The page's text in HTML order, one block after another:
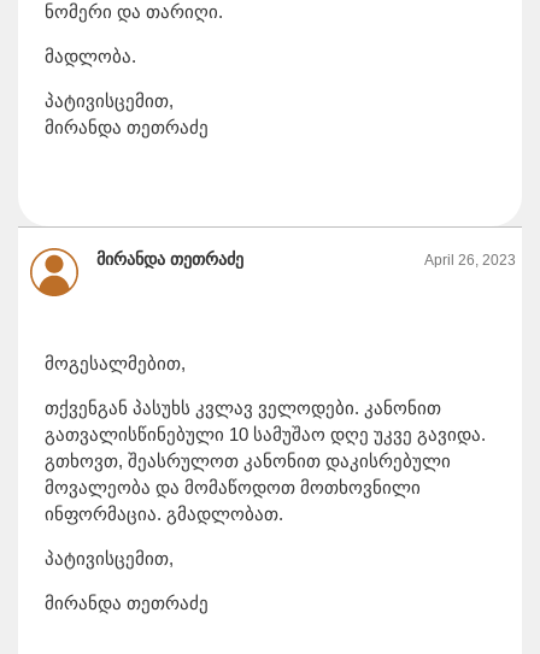
ნომერი და თარიღი.
მადლობა.
პატივისცემით,
მირანდა თეთრაძე
მირანდა თეთრაძე April 26, 2023
მოგესალმებით,
თქვენგან პასუხს კვლავ ველოდები. კანონით
გათვალისწინებული 10 სამუშაო დღე უკვე გავიდა.
გთხოვთ, შეასრულოთ კანონით დაკისრებული
მოვალეობა და მომაწოდოთ მოთხოვნილი
ინფორმაცია. გმადლობათ.
პატივისცემით,
მირანდა თეთრაძე